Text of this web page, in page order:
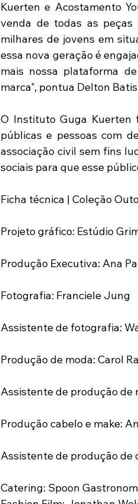
Kuerten e Acostamento
venda de todas as
milhares de jovens em
essa nova geração é
mais nossa plataforma
marca", pontua Delton
O Instituto Guga Kuerten
públicas e pessoas com
associação civil sem fins
sociais para que esse
Ficha técnica | Coleção
Projeto gráfico: Estúdio
Produção Executiva: Ana
Fotografia: Franciele Jung
Assistente de fotografia:
Produção de moda: Carol
Assistente de produção de
Produção cabelo e make:
Assistente de produção de
Catering: Spoon